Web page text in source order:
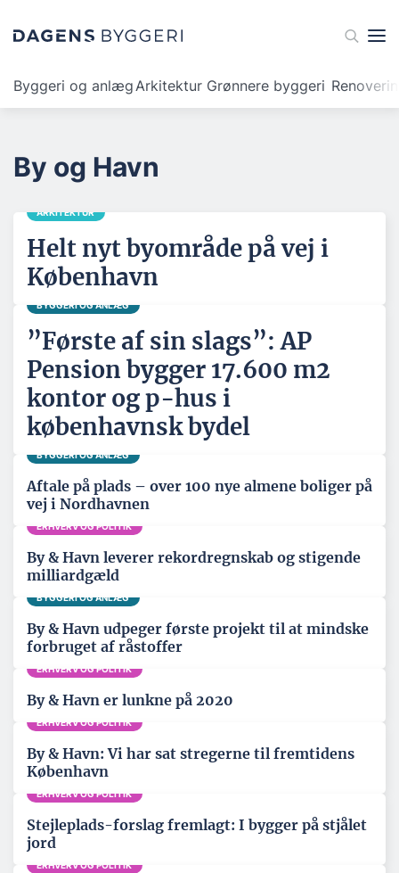
Byggeri og anlægArkitektur Grønnere byggeri
By og Havn
ARKITEKTUR
Helt nyt byområde på vej i
København
BYGGERI OG ANLÆG
”Første af sin slags”: AP
Pension bygger 17.600 m2
kontor og p-hus i
københavnsk bydel
BYGGERI OG ANLÆG
Aftale på plads – over 100 nye almene boliger på
vej i Nordhavnen
ERHVERV OG POLITIK
By & Havn leverer rekordregnskab og stigende
milliardgæld
BYGGERI OG ANLÆG
By & Havn udpeger første projekt til at mindske
forbruget af råstoffer
ERHVERV OG POLITIK
By & Havn er lunkne på 2020
ERHVERV OG POLITIK
By & Havn: Vi har sat stregerne til fremtidens
København
ERHVERV OG POLITIK
Stejleplads-forslag fremlagt: I bygger på stjålet
jord
ERHVERV OG POLITIK